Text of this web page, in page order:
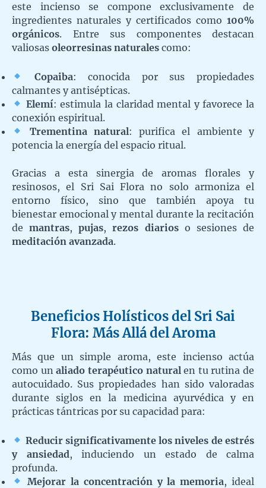
este incienso se compone exclusivamente de
ingredientes naturales y certificados como 100%
orgánicos. Entre sus componentes destacan
valiosas oleorresinas naturales como:
Copaiba: conocida por sus propiedades
calmantes y antisépticas.
Elemí: estimula la claridad mental y favorece la
conexión espiritual.
Trementina natural: purifica el ambiente y
potencia la energía del espacio ritual.
Gracias a esta sinergia de aromas florales y
resinosos, el Sri Sai Flora no solo armoniza el
entorno físico, sino que también apoya tu
bienestar emocional y mental durante la recitación
demantras,pujas,rezos diarioso sesiones de
meditación avanzada.
Beneficios Holísticos del Sri Sai
Flora: Más Allá del Aroma
Más que un simple aroma, este incienso actúa
como unaliado terapéutico naturalen tu rutina de
autocuidado. Sus propiedades han sido valoradas
durante siglos en la medicina ayurvédica y en
prácticas tántricas por su capacidad para:
Reducir significativamente los niveles de estrés
y ansiedad, induciendo un estado de calma
profunda.
Mejorar la concentración y la memoria, ideal